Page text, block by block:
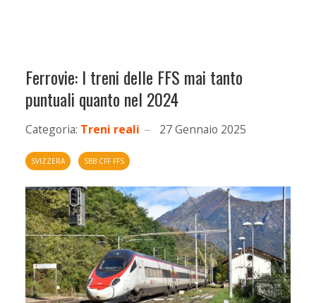
Ferrovie: I treni delle FFS mai tanto
puntuali quanto nel 2024
Categoria: Treni reali 27 Gennaio 2025
SVIZZERA SBB CFF FFS